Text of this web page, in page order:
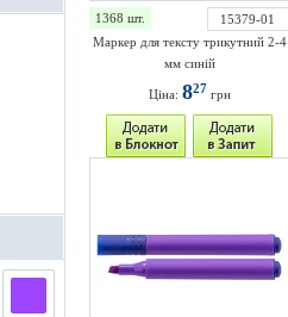
1368 шт.
15379-01
Маркер для тексту трикутний 2-4
мм синій
Ціна: 827 грн